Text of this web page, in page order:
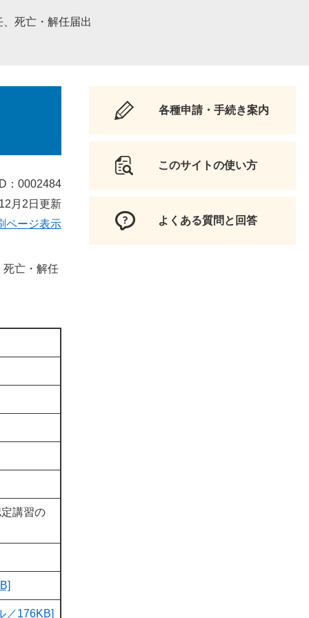
死亡・解任届出
：0002484
月2日更新
ページ表示
死亡・解任
講習の
／176KB]
各種申請・手続き案内
このサイトの使い方
よくある質問と回答